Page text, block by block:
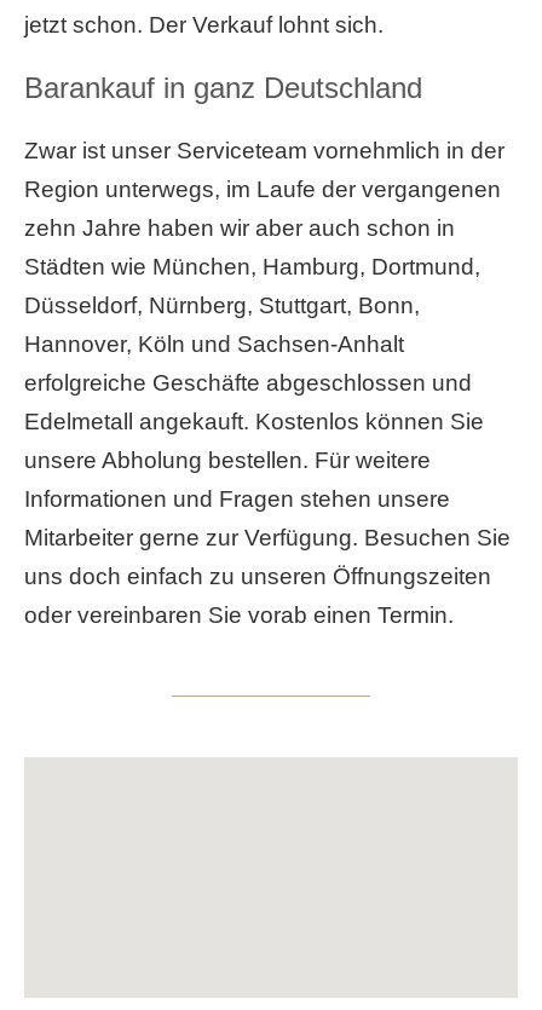
jetzt schon. Der Verkauf lohnt sich.
Barankauf in ganz Deutschland
Zwar ist unser Serviceteam vornehmlich in der
Region unterwegs, im Laufe der vergangenen
zehn Jahre haben wir aber auch schon in
Städten wie München, Hamburg, Dortmund,
Düsseldorf, Nürnberg, Stuttgart, Bonn,
Hannover, Köln und Sachsen-Anhalt
erfolgreiche Geschäfte abgeschlossen und
Edelmetall angekauft. Kostenlos können Sie
unsere Abholung bestellen. Für weitere
Informationen und Fragen stehen unsere
Mitarbeiter gerne zur Verfügung. Besuchen Sie
uns doch einfach zu unseren Öffnungszeiten
oder vereinbaren Sie vorab einen Termin.